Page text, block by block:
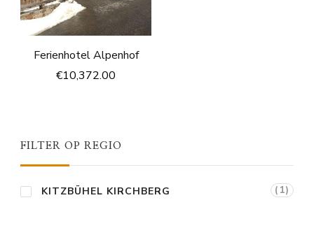
Ferienhotel Alpenhof
€10,372.00
FILTER OP REGIO
KITZBÜHEL KIRCHBERG (1)